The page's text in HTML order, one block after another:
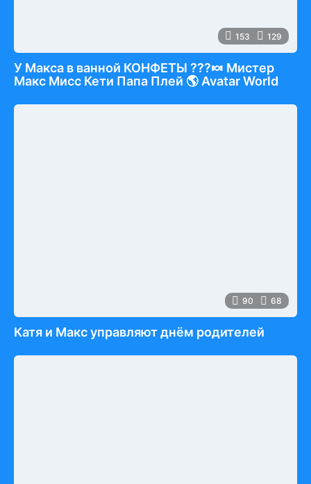
153 129
У Макса в ванной КОНФЕТЫ ???🍬 Мистер
Макс Мисс Кети Папа Плей 🌎 Avatar World
90 68
Катя и Макс управляют днём родителей